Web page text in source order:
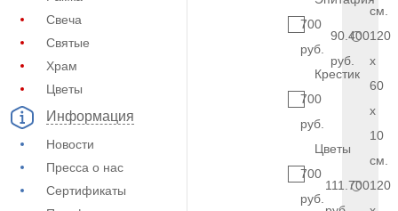
Свеча
Святые
Храм
Цветы
Информация
Новости
Пресса о нас
Сертификаты
700
руб.
Крестик
700
руб.
Цветы
700
руб.
см.
90.400
руб.
120
x
60
x
10
см.
111.700120